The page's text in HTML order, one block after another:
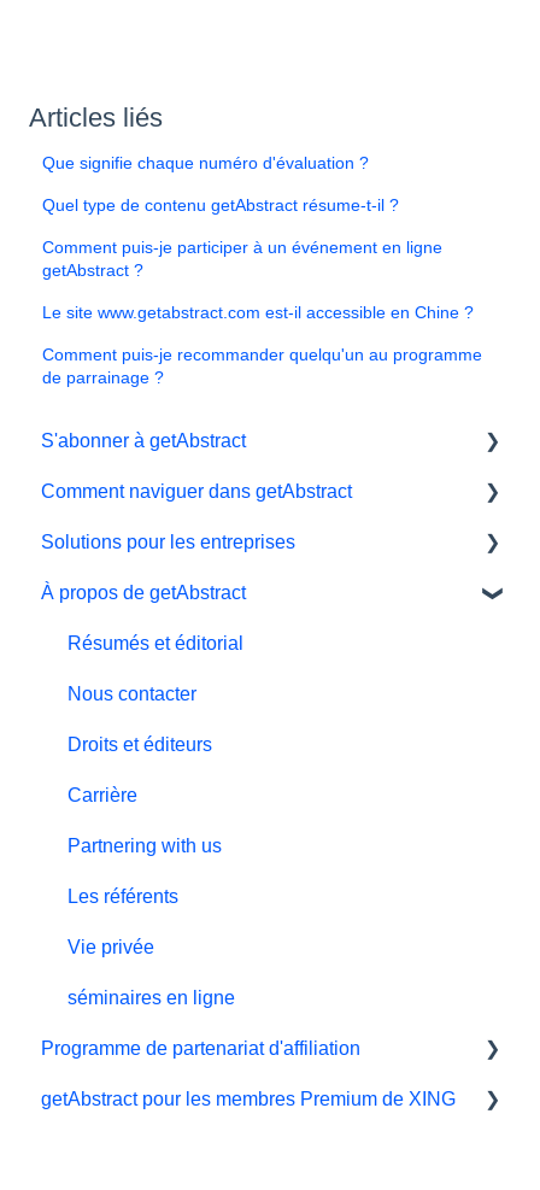
Articles liés
Que signifie chaque numéro d'évaluation ?
Quel type de contenu getAbstract résume-t-il ?
Comment puis-je participer à un événement en ligne
getAbstract ?
Le site www.getabstract.com est-il accessible en Chine ?
Comment puis-je recommander quelqu'un au programme
de parrainage ?
S'abonner à getAbstract
Sbonnements
Données personnelles et préférences
Essai gratuit
#NextGenLeaders - plans d'études
Facturation et paiements
Offrir le cadeau de la connaissance
Comment naviguer dans getAbstract
Lecteur électronique
Application
Ma bibliothèque et mes listes
Préférences et affichage
Résumés
Support technique
Programme de parrainage
Solutions pour les entreprises
Outils d'apprentissage
Intégration getAbstract
Plan Teams
À propos de getAbstract
Résumés et éditorial
Nous contacter
Droits et éditeurs
Carrière
Partnering with us
Les référents
Vie privée
séminaires en ligne
Programme de partenariat d'affiliation
Affiliés et impact
getAbstract pour les membres Premium de XING